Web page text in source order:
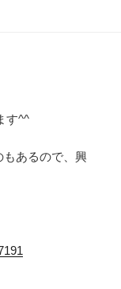
す^^
もあるので、興